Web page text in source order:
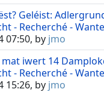
Geléist:
- Recherché -
07:50, by jmo
mat iwert 14
- Recherché -
15:26, by jmo